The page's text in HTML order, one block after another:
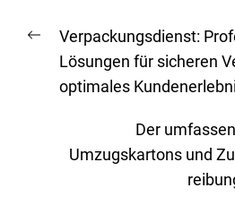
Navigation
Vorheriger
Beitrag:
Verpackungsdienst:
Lösungen für sicheren
optimales
Der
Umzugskartons und